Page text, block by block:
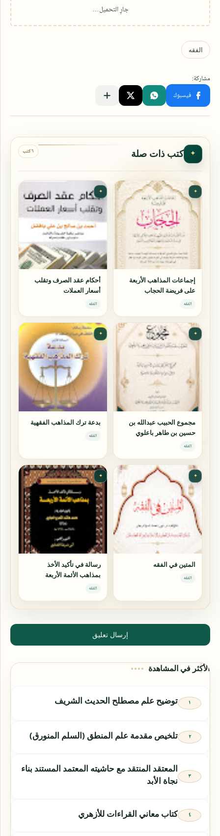
✦ كتب ذات صلة ٦ كتب
✦
إجماعات المذاهب الأربعة
على فريضة الحجاب
الفقه
✦
أحكام عقد الصرف وتقلب
أسعار العملات
الفقه
✦
مجموع الحبيب عبدالله بن
حسين بن طاهر باعلوي
الفقه
✦
بدعة ترك المذاهب الفقهية
الفقه
✦
المتين في الفقه
الفقه
✦
رسالة في تأكيد الأخذ
بمذاهب الأئمة الأربعة
الفقه
إرسال تعليق
الأكثر في المشاهدة
توضيح علم مصطلح الحديث الشريف
تلخيص مقدمة علم المنطق (السلم المنورق)
المعتقد المنتقد مع حاشيته المعتمد المستند بناء
نجاة الأبد
كتاب معاني القراءات للأزهري